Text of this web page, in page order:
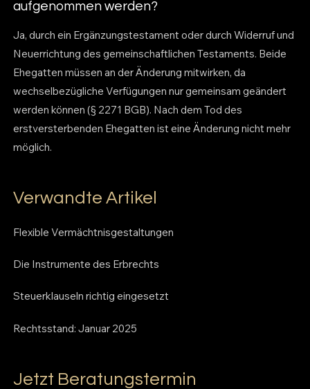
aufgenommen werden?
Ja, durch ein Ergänzungstestament oder durch Widerruf und
Neuerrichtung des gemeinschaftlichen Testaments. Beide
Ehegatten müssen an der Änderung mitwirken, da
wechselbezügliche Verfügungen nur gemeinsam geändert
werden können (§ 2271 BGB). Nach dem Tod des
erstversterbenden Ehegatten ist eine Änderung nicht mehr
möglich.
Verwandte Artikel
Flexible Vermächtnisgestaltungen
Die Instrumente des Erbrechts
Steuerklauseln richtig eingesetzt
Rechtsstand: Januar 2025
Jetzt Beratungstermin